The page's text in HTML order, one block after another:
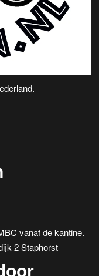
vanaf de kantine.
2 Staphorst